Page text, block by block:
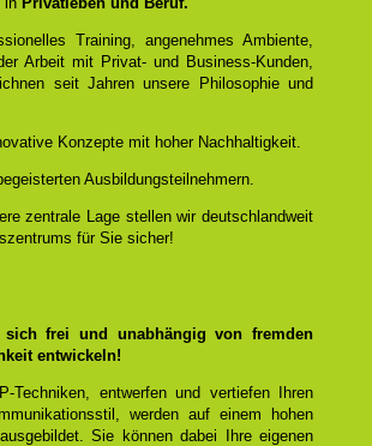
Training, angenehmes Ambiente,
Arbeit mit Privat- und Business-Kunden,
seit Jahren unsere Philosophie und
Konzepte mit hoher Nachhaltigkeit.
Ausbildungsteilnehmern.
zentrale Lage stellen wir deutschlandweit
für Sie sicher!
frei und unabhängig von fremden
entwickeln!
Techniken, entwerfen und vertiefen Ihren
werden auf einem hohen
Sie können dabei Ihre eigenen